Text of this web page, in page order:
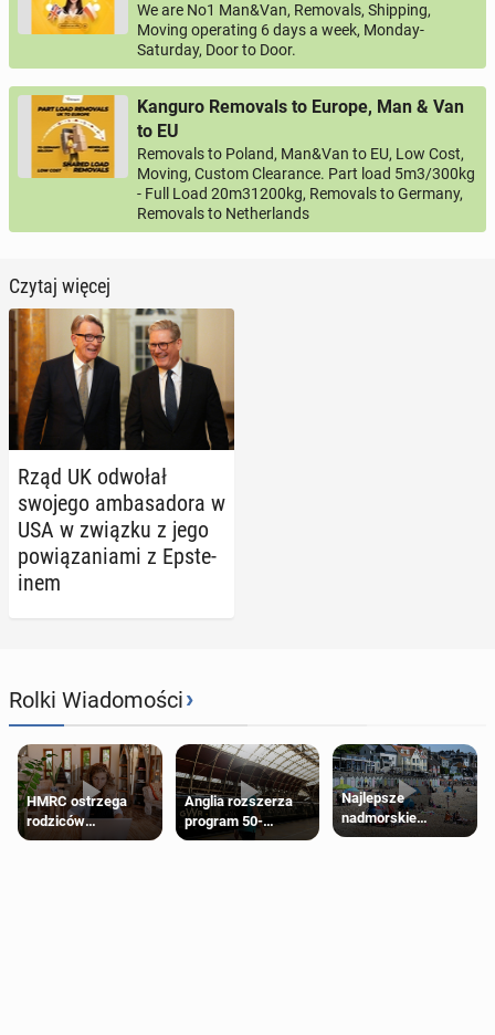
We are No1 Man&Van, Removals, Shipping,
Moving operating 6 days a week, Monday-
Saturday, Door to Door.
Kanguro Removals to Europe, Man & Van
to EU
Removals to Poland, Man&Van to EU, Low Cost,
Moving, Custom Clearance. Part load 5m3/300kg
- Full Load 20m31200kg, Removals to Germany,
Removals to Netherlands
Czytaj więcej
Rząd UK odwołał
swojego am­ba­sa­do­ra w
USA w związku z jego
po­wią­za­nia­mi z Ep­ste­
inem
Rolki Wiadomości›
HMRC ostrzega
rodziców
pobierających Child
Anglia rozszerza
program 50-
procentowych
Najlepsze
nadmorskie
miasteczko blisko